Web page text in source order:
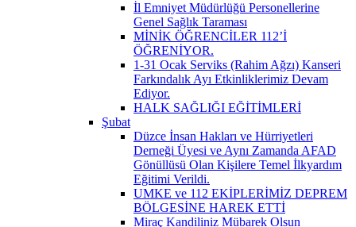
İl Emniyet Müdürlüğü Personellerine
Genel Sağlık Taraması
MİNİK ÖĞRENCİLER 112’İ
ÖĞRENİYOR.
1-31 Ocak Serviks (Rahim Ağzı) Kanseri
Farkındalık Ayı Etkinliklerimiz Devam
Ediyor.
HALK SAĞLIĞI EĞİTİMLERİ
Şubat
Düzce İnsan Hakları ve Hürriyetleri
Derneği Üyesi ve Aynı Zamanda AFAD
Gönüllüsü Olan Kişilere Temel İlkyardım
Eğitimi Verildi.
UMKE ve 112 EKİPLERİMİZ DEPREM
BÖLGESİNE HAREK ETTİ
Miraç Kandiliniz Mübarek Olsun